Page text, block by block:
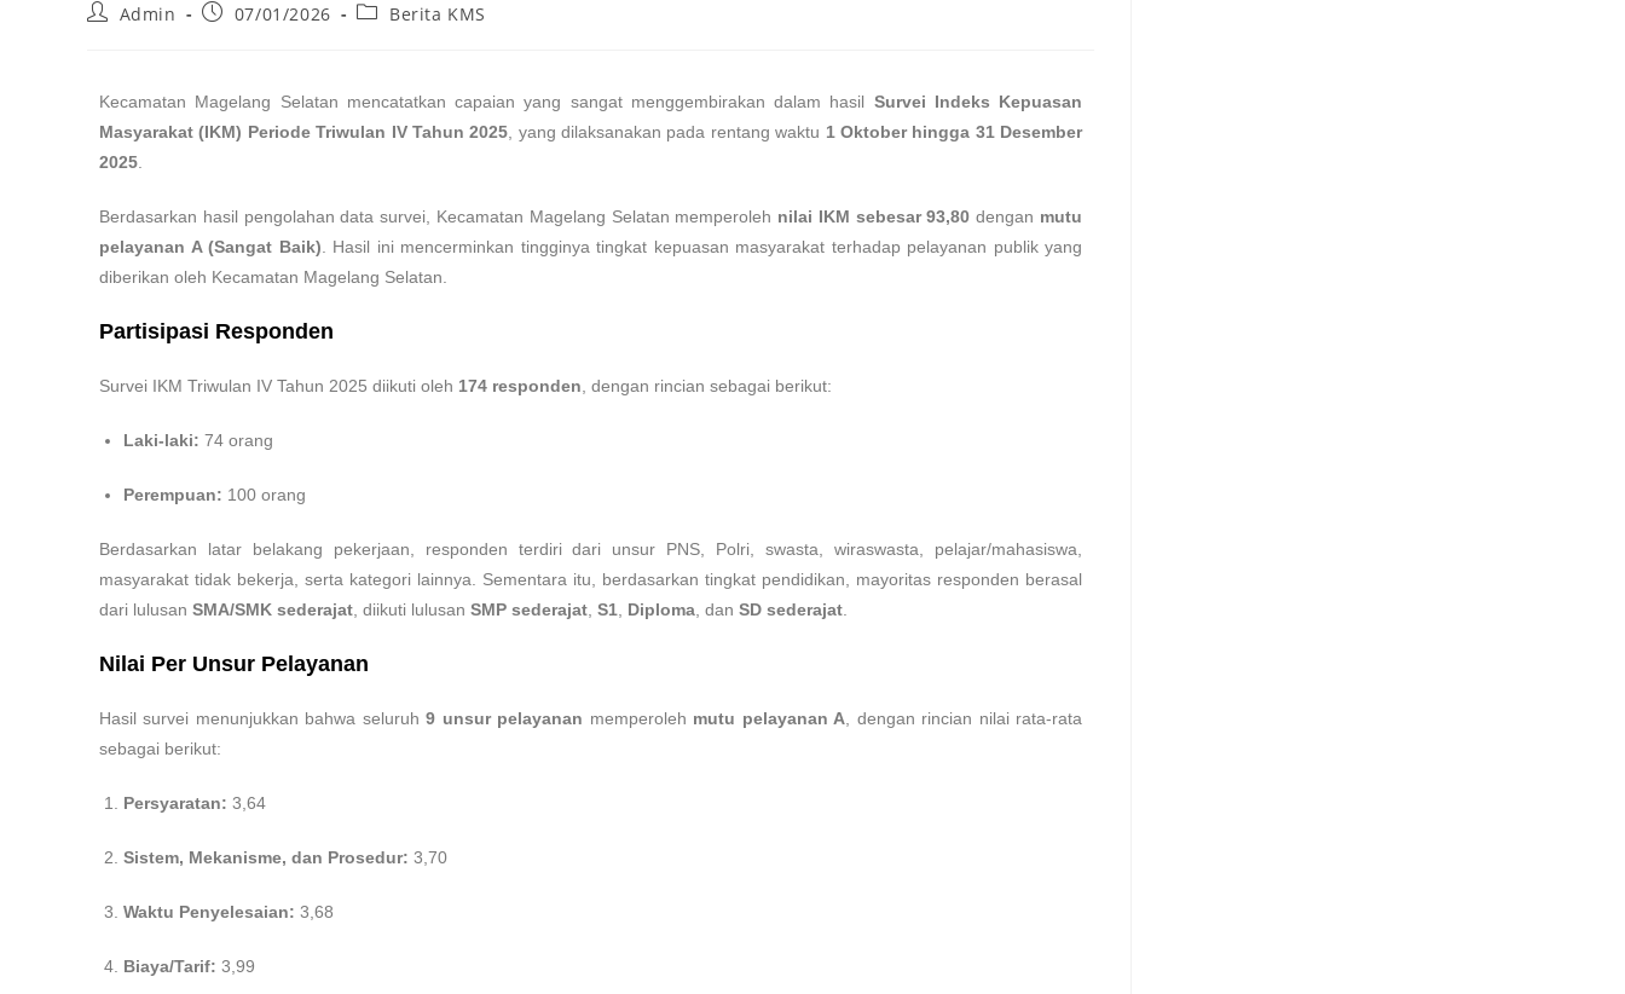
Admin 07/01/2026 Berita KMS
Kecamatan Magelang Selatan mencatatkan capaian yang sangat menggembirakan dalam hasil Survei Indeks Kepuasan
Masyarakat (IKM) Periode Triwulan IV Tahun 2025 , yang dilaksanakan pada rentang waktu 1 Oktober hingga 31 Desember
2025
Berdasarkan hasil pengolahan data survei, Kecamatan Magelang Selatan memperoleh nilai IKM sebesar 93,80 dengan mutu
pelayanan A (Sangat Baik) . Hasil ini mencerminkan tingginya tingkat kepuasan masyarakat terhadap pelayanan publik yang
diberikan oleh Kecamatan Magelang Selatan.
Partisipasi Responden
Survei IKM Triwulan IV Tahun 2025 diikuti oleh 174 responden , dengan rincian sebagai berikut:
Laki-laki: 74 orang
Perempuan: 100 orang
Berdasarkan latar belakang pekerjaan, responden terdiri dari unsur PNS, Polri, swasta, wiraswasta, pelajar/mahasiswa,
masyarakat tidak bekerja, serta kategori lainnya. Sementara itu, berdasarkan tingkat pendidikan, mayoritas responden berasal
dari lulusan SMA/SMK sederajat , diikuti lulusan SMP sederajat S1 Diploma , dan SD sederajat
Nilai Per Unsur Pelayanan
Hasil survei menunjukkan bahwa seluruh9 unsur pelayanan memperoleh mutu pelayanan A , dengan rincian nilai rata-rata
sebagai berikut:
Persyaratan: 3,64
Sistem, Mekanisme, dan Prosedur: 3,70
Waktu Penyelesaian: 3,68
Biaya/Tarif: 3,99